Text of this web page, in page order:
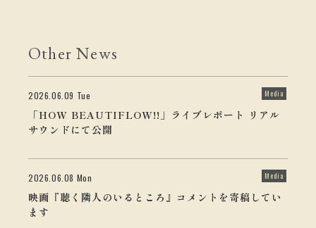
Other News
2026.06.09 Tue Media
「HOW BEAUTIFLOW!!」ライブレポート リアル
サウンドにて公開
2026.06.08 Mon Media
映画『聴く隣人のいるところ』コメントを寄稿してい
ます